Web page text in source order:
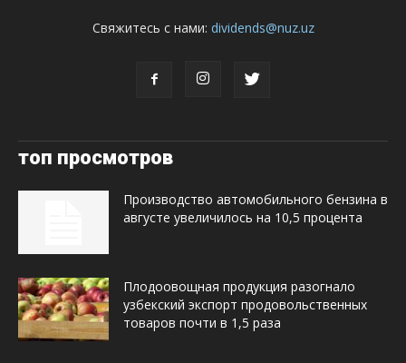
Свяжитесь с нами: dividends@nuz.uz
топ просмотров
Производство автомобильного бензина в
августе увеличилось на 10,5 процента
Плодоовощная продукция разогнало
узбекский экспорт продовольственных
товаров почти в 1,5 раза